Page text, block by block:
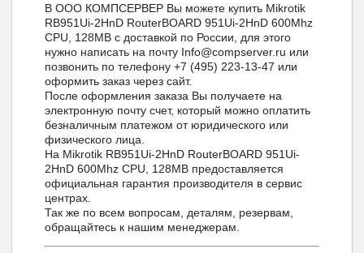
В ООО КОМПСЕРВЕР Вы можете купить Mikrotik
RB951Ui-2HnD RouterBOARD 951Ui-2HnD 600Mhz
CPU, 128MB с доставкой по России, для этого
нужно написать на почту Info@compserver.ru или
позвонить по телефону +7 (495) 223-13-47 или
оформить заказ через сайт.
После оформления заказа Вы получаете на
электронную почту счет, который можно оплатить
безналичным платежом от юридического или
физического лица.
На Mikrotik RB951Ui-2HnD RouterBOARD 951Ui-
2HnD 600Mhz CPU, 128MB предоставляется
официальная гарантия производителя в сервис
центрах.
Так же по всем вопросам, деталям, резервам,
обращайтесь к нашим менеджерам.